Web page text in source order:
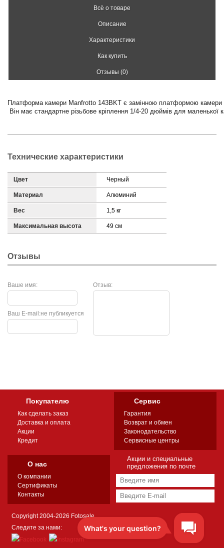
Всё о товаре
Описание
Характеристики
Как купить
Отзывы (0)
Платформа камери Manfrotto 143BKT є замінною платформою
Він має стандартне різьбове кріплення 1/4-20 дюймів для маленької
Технические характеристики
Цвет Черный
Материал Алюминий
Вес 1,5 кг
Максимальная высота 49 см
Отзывы
Ваше имя: Отзыв:
не публикуется
Ваш E-mail:
Покупателю
Как сделать заказ
Доставка и оплата
Акции
Кредит
Сервис
Гарантия
Возврат и обмен
Законодательство
Сервисные центры
О нас
О компании
Сертификаты
Контакты
Акции и специальные
предложения по почте
Copyright 2004-2026 Fotosale
Следите за нами: